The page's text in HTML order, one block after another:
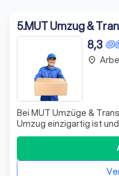
5.MUT Umzug &
8,3
Bei MUT Umzüge &
Umzug einzigartig ist
Unser engagiertes
setzt sich dafür ein,
stressfrei wie möglich
Palette von
place